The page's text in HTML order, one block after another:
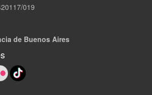
019
de Buenos Aires